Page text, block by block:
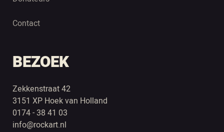
Contact
BEZOEK
Zekkenstraat 42
3151 XP Hoek van Holland
0174 - 38 41 03
info@rockart.nl